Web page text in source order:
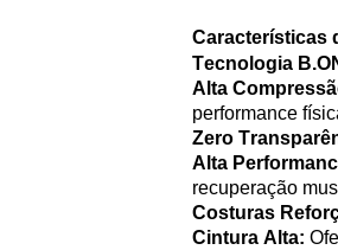
Características
Tecnologia
Alta
performance
Zero
Alta
recuperação
Costuras
Cintura Alta: